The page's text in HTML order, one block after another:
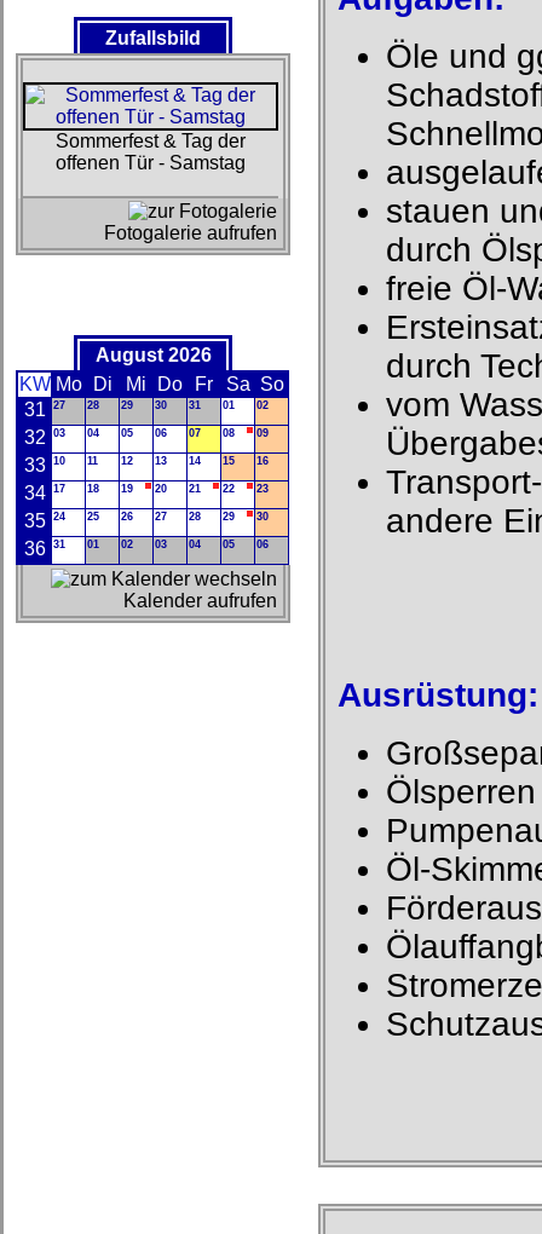
Zufallsbild
Sommerfest & Tag der
offenen Tür - Samstag
Fotogalerie aufrufen
August 2026
KW Mo Di Mi Do Fr Sa So
31
27 28 29 30 31 01 02
32 03 04 05 06 07 08 09
33 10 11 12 13 14 15 16
34 17 18 19 20 21 22 23
35 24 25 26 27 28 29 30
36 31 01 02 03 04 05 06
Kalender aufrufen
Öle und
stauen
durch
freie Öl-
durch
vom
andere
Ausrüstung:
Ölsperren
Öl-